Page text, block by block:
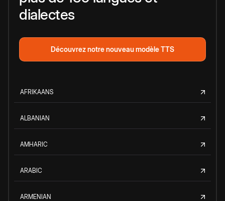
dialectes
Découvrez notre nouveau modèle TTS
AFRIKAANS
ALBANIAN
AMHARIC
ARABIC
ARMENIAN